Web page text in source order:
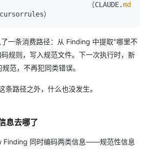
                                    （CLAUDE.
md
一条消费路径：从 Finding 中提取"哪里不
规则，写入规范文件。下一次执行时，新
范，不再犯同类错误。
条路径之外，什么也没发生。
息去哪了
Finding 同时编码两类信息——规范性信息